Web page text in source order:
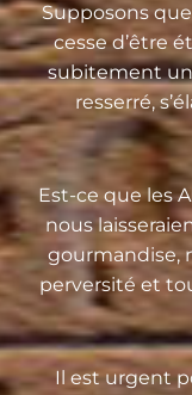
Supposons
cesse d’être
subitement
resserré,
Est-ce que les
nous
gourmandise,
perversité et
Il est urgent